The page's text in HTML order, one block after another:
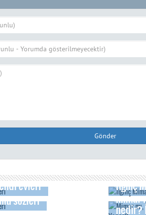
Gönder
evleri
İlginç
sözleri
Mimar
nedir?